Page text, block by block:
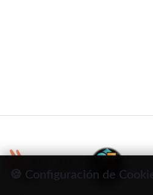
🍪 Configuración de